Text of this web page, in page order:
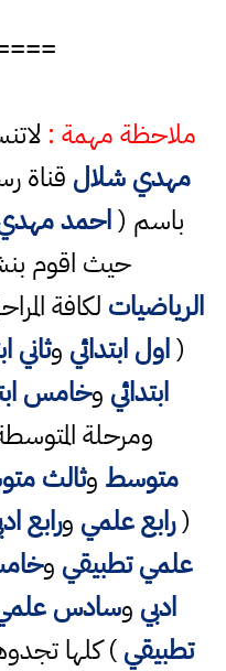
ملاحظة مهمة :
مهدي شلال قناة
باسم (احمد
حيث اقوم
الرياضيات لكافة
(اول ابتدائي وثاني
ابتدائي وخامس
ومرحلة
متوسط وثالث
(رابع علمي ورابع
علمي تطبيقي و
ادبي وسادس علمي
تطبيقي) كلها